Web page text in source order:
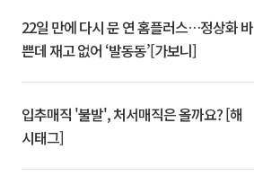
22일 만에 다시 문 연 홈플러스…정상화 바
쁜데 재고 없어 ‘발동동’[가보니]
입추매직 '불발', 처서매직은 올까요? [해
시태그]